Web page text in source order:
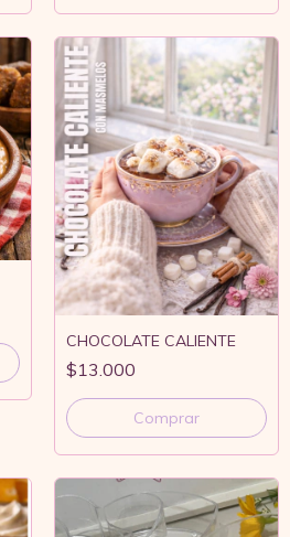
CHOCOLATE CALIENTE
$13.000
Comprar